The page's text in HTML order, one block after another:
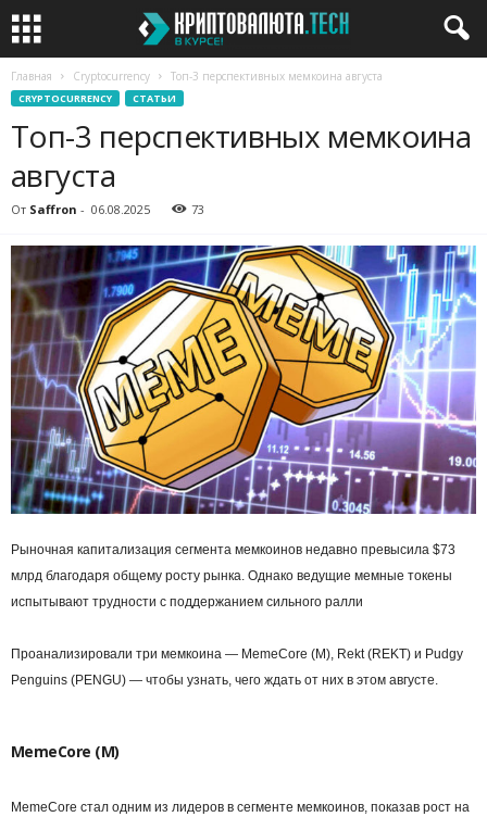
Главная Cryptocurrency Топ-3 перспективных мемкоина августа
CRYPTOCURRENCY СТАТЬИ
Топ-3 перспективных мемкоина
августа
От Saffron - 06.08.2025 73
Рыночная капитализация сегмента мемкоинов недавно превысила $73
млрд благодаря общему росту рынка. Однако ведущие мемные токены
испытывают трудности с поддержанием сильного ралли
Проанализировали три мемкоина — MemeCore (M), Rekt (REKT) и Pudgy
Penguins (PENGU) — чтобы узнать, чего ждать от них в этом августе.
MemeCore (M)
MemeCore стал одним из лидеров в сегменте мемкоинов, показав рост на